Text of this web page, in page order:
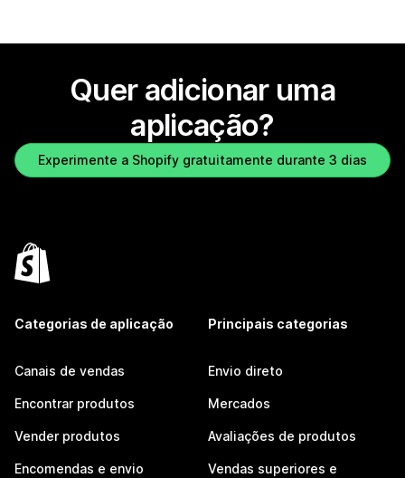
Quer adicionar uma
aplicação?
Experimente a Shopify gratuitamente durante 3 dias
Categorias de aplicação
Canais de vendas
Encontrar produtos
Vender produtos
Encomendas e envio
Principais categorias
Envio direto
Mercados
Avaliações de produtos
Vendas superiores e